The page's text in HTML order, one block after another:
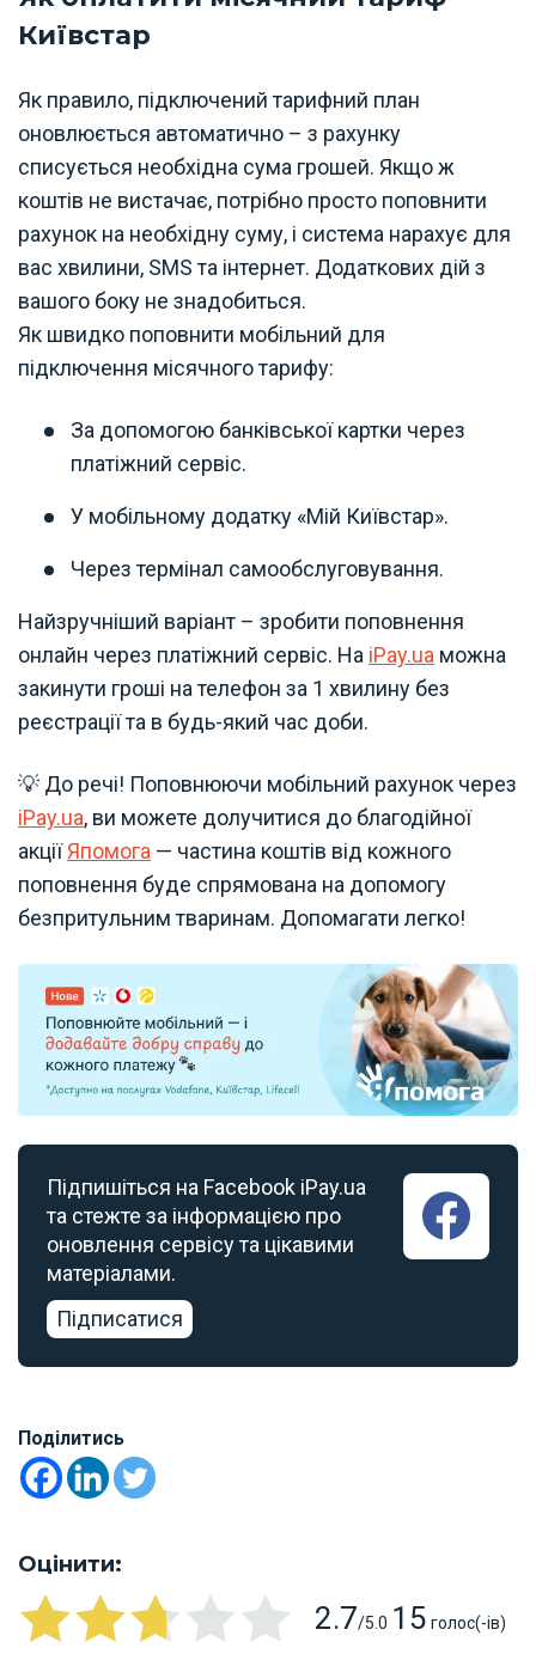
Київстар
Як правило, підключений тарифний план
оновлюється автоматично – з рахунку
списується необхідна сума грошей. Якщо ж
коштів не вистачає, потрібно просто поповнити
рахунок на необхідну суму, і система нарахує для
вас хвилини, SMS та інтернет. Додаткових дій з
вашого боку не знадобиться.
Як швидко поповнити мобільний для
підключення місячного тарифу:
За допомогою банківської картки через
платіжний сервіс.
У мобільному додатку «Мій Київстар».
Через термінал самообслуговування.
Найзручніший варіант – зробити поповнення
онлайн через платіжний сервіс. На iPay.ua можна
закинути гроші на телефон за 1 хвилину без
реєстрації та в будь-який час доби.
💡 До речі! Поповнюючи мобільний рахунок через
iPay.ua, ви можете долучитися до благодійної
акціїЯпомога — частина коштів від кожного
поповнення буде спрямована на допомогу
безпритульним тваринам. Допомагати легко!
Підпишіться на Facebook iPay.ua
та стежте за інформацією про
оновлення сервісу та цікавими
матеріалами.
Підписатися
Поділитись
Оцінити:
2.7/5.0 15 голос(-ів)